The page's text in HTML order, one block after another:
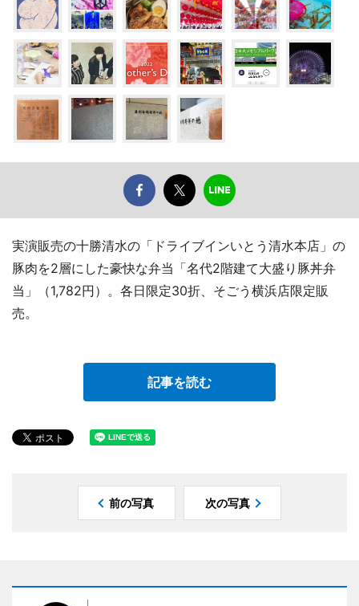
実演販売の十勝清水の「ドライブインいとう清水本店」の
豚肉を2層にした豪快な弁当「名代2階建て大盛り豚丼弁
当」（1,782円）。各日限定30折、そごう横浜店限定販
売。
記事を読む
前の写真 次の写真